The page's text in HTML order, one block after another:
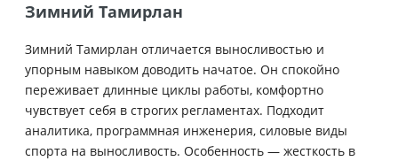
Зимний Тамирлан
Зимний Тамирлан отличается выносливостью и
упорным навыком доводить начатое. Он спокойно
переживает длинные циклы работы, комфортно
чувствует себя в строгих регламентах. Подходит
аналитика, программная инженерия, силовые виды
спорта на выносливость. Особенность — жесткость в